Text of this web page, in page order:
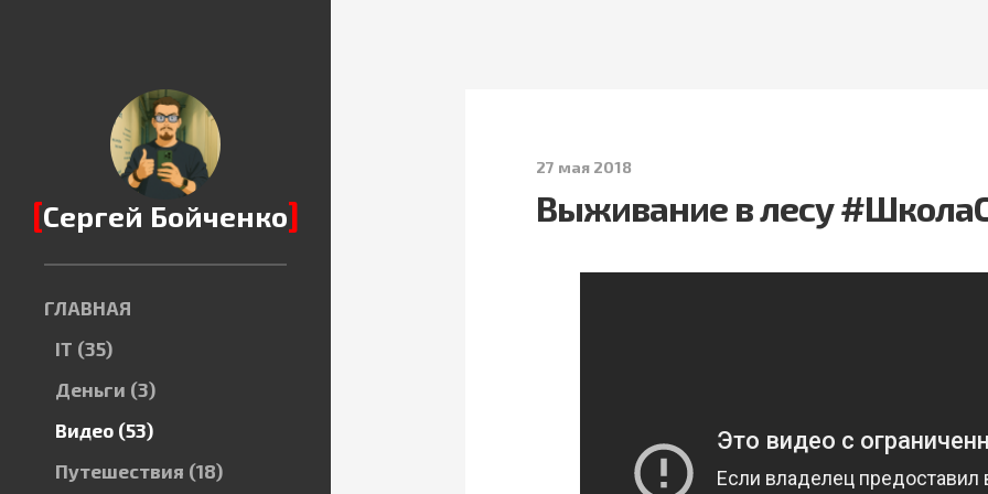
[Сергей Бойченко]
ГЛАВНАЯ
IT (35)
Деньги (3)
Видео (53)
Путешествия (18)
27 мая 2018
Выживание в лесу